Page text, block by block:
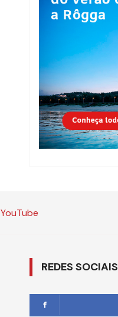
YouTube
REDES SOCIAIS